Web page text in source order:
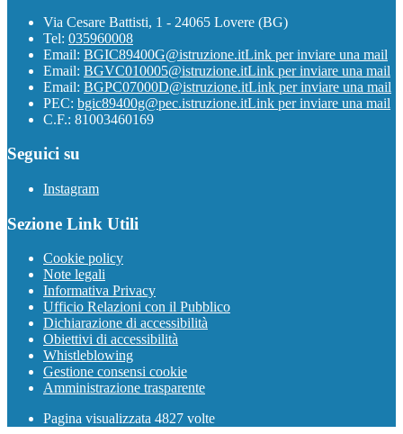
Via Cesare Battisti, 1 - 24065 Lovere (BG)
Tel: 035960008
Email: BGIC89400G@istruzione.itLink per inviare una mail
Email: BGVC010005@istruzione.itLink per inviare una mail
Email: BGPC07000D@istruzione.itLink per inviare una mail
PEC: bgic89400g@pec.istruzione.itLink per inviare una mail
C.F.: 81003460169
Seguici su
Instagram
Sezione Link Utili
Cookie policy
Note legali
Informativa Privacy
Ufficio Relazioni con il Pubblico
Dichiarazione di accessibilità
Obiettivi di accessibilità
Whistleblowing
Gestione consensi cookie
Amministrazione trasparente
Pagina visualizzata 4827 volte